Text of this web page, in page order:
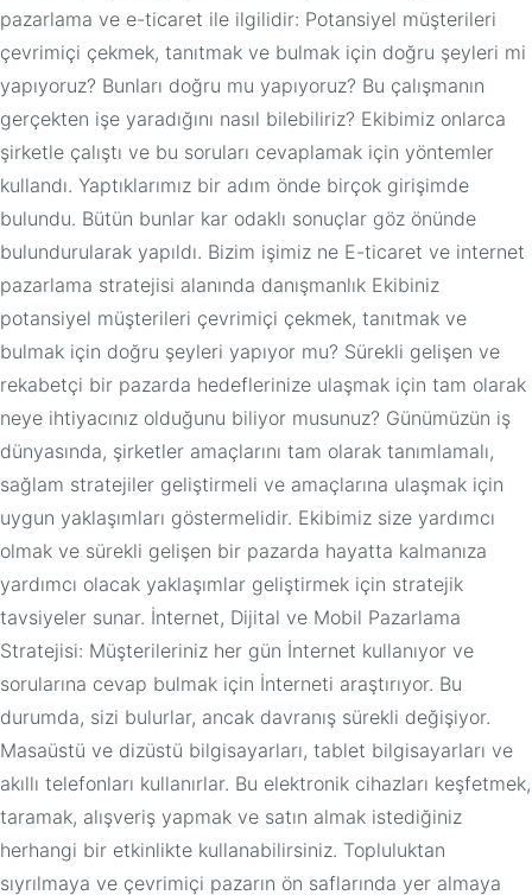
pazarlama ve e-ticaret ile ilgilidir: Potansiyel müşterileri
çevrimiçi çekmek, tanıtmak ve bulmak için doğru şeyleri mi
yapıyoruz? Bunları doğru mu yapıyoruz? Bu çalışmanın
gerçekten işe yaradığını nasıl bilebiliriz? Ekibimiz onlarca
şirketle çalıştı ve bu soruları cevaplamak için yöntemler
kullandı. Yaptıklarımız bir adım önde birçok girişimde
bulundu. Bütün bunlar kar odaklı sonuçlar göz önünde
bulundurularak yapıldı. Bizim işimiz ne E-ticaret ve internet
pazarlama stratejisi alanında danışmanlık Ekibiniz
potansiyel müşterileri çevrimiçi çekmek, tanıtmak ve
bulmak için doğru şeyleri yapıyor mu? Sürekli gelişen ve
rekabetçi bir pazarda hedeflerinize ulaşmak için tam olarak
neye ihtiyacınız olduğunu biliyor musunuz? Günümüzün iş
dünyasında, şirketler amaçlarını tam olarak tanımlamalı,
sağlam stratejiler geliştirmeli ve amaçlarına ulaşmak için
uygun yaklaşımları göstermelidir. Ekibimiz size yardımcı
olmak ve sürekli gelişen bir pazarda hayatta kalmanıza
yardımcı olacak yaklaşımlar geliştirmek için stratejik
tavsiyeler sunar. İnternet, Dijital ve Mobil Pazarlama
Stratejisi: Müşterileriniz her gün İnternet kullanıyor ve
sorularına cevap bulmak için İnterneti araştırıyor. Bu
durumda, sizi bulurlar, ancak davranış sürekli değişiyor.
Masaüstü ve dizüstü bilgisayarları, tablet bilgisayarları ve
akıllı telefonları kullanırlar. Bu elektronik cihazları keşfetmek,
taramak, alışveriş yapmak ve satın almak istediğiniz
herhangi bir etkinlikte kullanabilirsiniz. Topluluktan
sıyrılmaya ve çevrimiçi pazarın ön saflarında yer almaya